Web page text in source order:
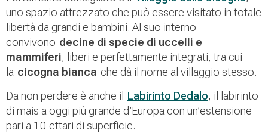
uno spazio attrezzato che può essere visitato in totale
libertà da grandi e bambini. Al suo interno
convivono decine di specie di uccelli e
mammiferi, liberi e perfettamente integrati, tra cui
la cicogna bianca che dà il nome al villaggio stesso.
Da non perdere è anche il Labirinto Dedalo, il labirinto
di mais a oggi più grande d’Europa con un’estensione
pari a 10 ettari di superficie.